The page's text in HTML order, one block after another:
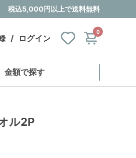
税込5,000円以上で送料無料
/ ログイン
0
金額で探す
ル2P